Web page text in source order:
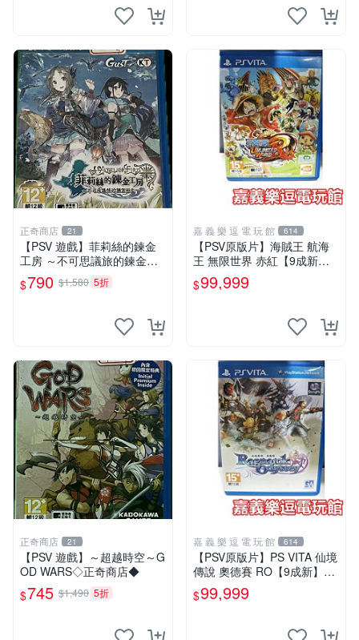
正奇商店 21
【PSV 遊戲】菲莉絲的鍊金
工房 ～不可思議旅的鍊金術
士~◇正奇商店◆
$790 $1,580 5折
嘉 義 樂 逗 電 玩 館 614
【PSV原版片】海賊王 航海
王 無限世界 赤紅【9成新】✪
中文版 中古二手✪嘉義樂逗
電玩館
$99,999
正奇商店 21
【PSV 遊戲】～超越時空～G
OD WARS◇正奇商店◆
$745 $1,490 5折
嘉 義 樂 逗 電 玩 館 614
【PSV原版片】PS VITA 仙境
傳說 奧德賽 RO【9成新】✪
中古二手✪嘉義樂逗電玩館
$99,999